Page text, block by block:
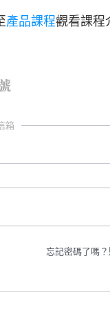
產品課程觀看課程
箱
忘記密碼了嗎